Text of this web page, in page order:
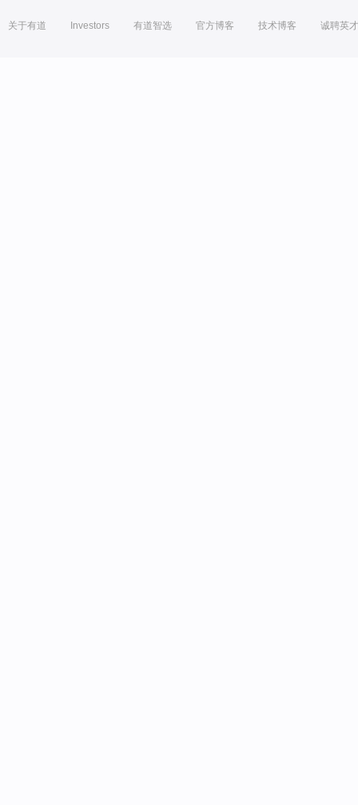
关于有道 Investors 有道智选 官方博客 技术博客 诚聘英才